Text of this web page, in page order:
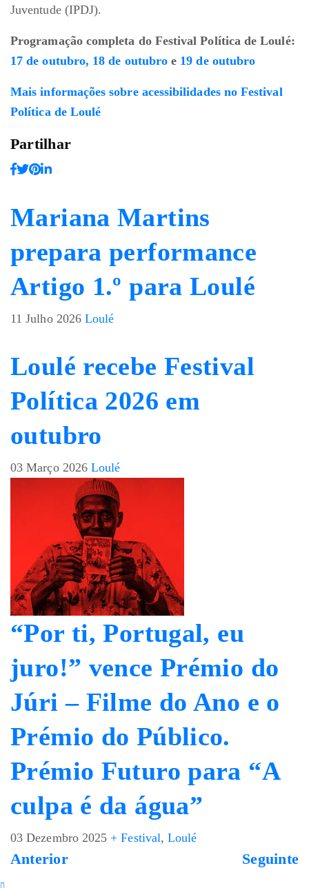
Juventude (IPDJ).
Programação completa do Festival Política de Loulé:
17 de outubro, 18 de outubro e 19 de outubro
Mais informações sobre acessibilidades no Festival
Política de Loulé
Partilhar
Mariana Martins
prepara performance
Artigo 1.º para Loulé
11 Julho 2026 Loulé
Loulé recebe Festival
Política 2026 em
outubro
03 Março 2026 Loulé
“Por ti, Portugal, eu
juro!” vence Prémio do
Júri – Filme do Ano e o
Prémio do Público.
Prémio Futuro para “A
culpa é da água”
03 Dezembro 2025 + Festival,Loulé
Anterior Seguinte